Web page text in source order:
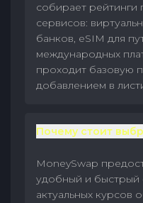
собирает
сервисов:
банков, eSIM для
международных
проходит базовую
добавлением в
Почему стоит
MoneySwap
удобный и быстрый
актуальных курсов